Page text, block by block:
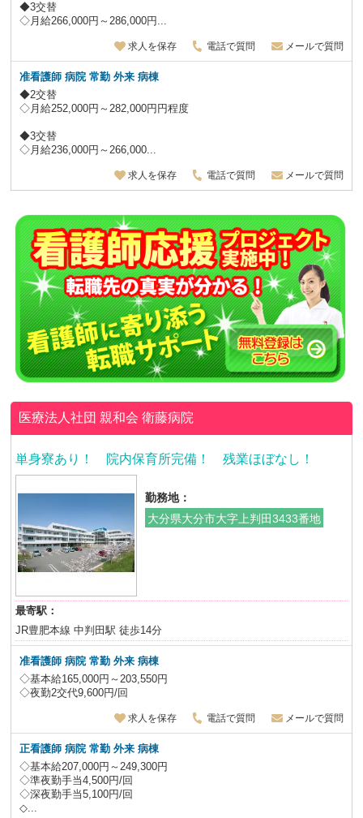
◆3交替
◇月給266,000円～286,000円...
求人を保存 電話で質問 メールで質問
准看護師 病院 常勤 外来 病棟
◆2交替
◇月給252,000円～282,000円円程度
◆3交替
◇月給236,000円～266,000...
求人を保存 電話で質問 メールで質問
医療法人社団 親和会衛藤病院
単身寮あり！ 院内保育所完備！ 残業ほぼなし！
勤務地：
大分県大分市大字上判田3433番地
最寄駅：
JR豊肥本線 中判田駅 徒歩14分
准看護師 病院 常勤 外来 病棟
◇基本給165,000円～203,550円
◇夜勤2交代9,600円/回
求人を保存 電話で質問 メールで質問
正看護師 病院 常勤 外来 病棟
◇基本給207,000円～249,300円
◇準夜勤手当4,500円/回
◇深夜勤手当5,100円/回
◇...